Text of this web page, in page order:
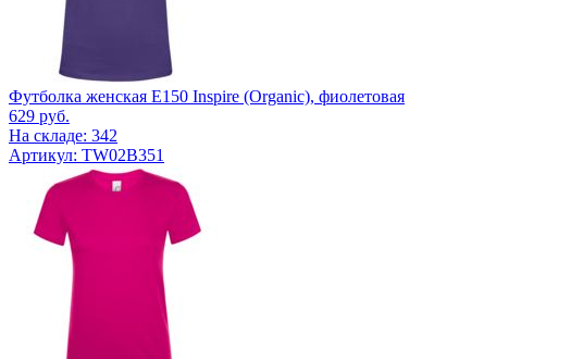
Футболка женская E150 Inspire (Organic), фиолетовая
629 руб.
На складе: 342
Артикул: TW02B351